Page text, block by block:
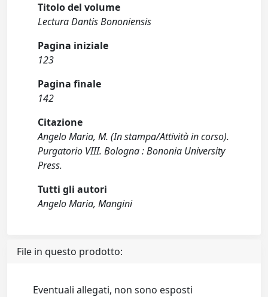
Titolo del volume
Lectura Dantis Bononiensis
Pagina iniziale
123
Pagina finale
142
Citazione
Angelo Maria, M. (In stampa/Attività in corso).
Purgatorio VIII. Bologna : Bononia University
Press.
Tutti gli autori
Angelo Maria, Mangini
File in questo prodotto:
Eventuali allegati, non sono esposti